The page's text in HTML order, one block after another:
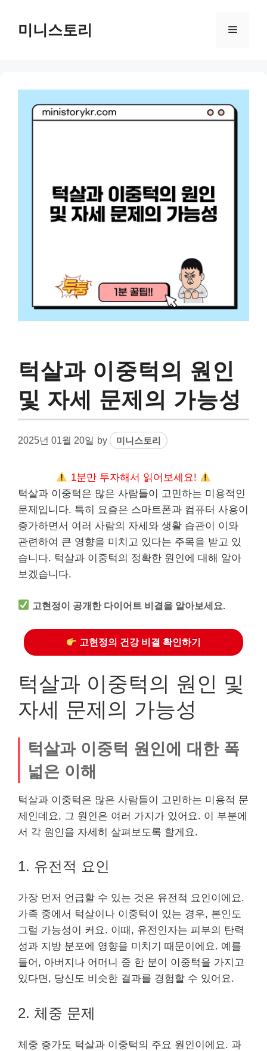
content미니스토리 Menu
턱살과 이중턱의 원인
및 자세 문제의 가능성
2025년 01월 20일 by 미니스토리
1분만 투자해서 읽어보세요!
턱살과 이중턱은 많은 사람들이 고민하는 미용적인
문제입니다. 특히 요즘은 스마트폰과 컴퓨터 사용이
증가하면서 여러 사람의 자세와 생활 습관이 이와
관련하여 큰 영향을 미치고 있다는 주목을 받고 있
습니다. 턱살과 이중턱의 정확한 원인에 대해 알아
보겠습니다.
고현정이 공개한 다이어트 비결을 알아보세요.
고현정의 건강 비결 확인하기
턱살과 이중턱의 원인 및
자세 문제의 가능성
턱살과 이중턱 원인에 대한 폭
넓은 이해
턱살과 이중턱은 많은 사람들이 고민하는 미용적 문
제인데요, 그 원인은 여러 가지가 있어요. 이 부분에
서 각 원인을 자세히 살펴보도록 할게요.
1. 유전적 요인
가장 먼저 언급할 수 있는 것은 유전적 요인이에요.
가족 중에서 턱살이나 이중턱이 있는 경우, 본인도
그럴 가능성이 커요. 이때, 유전인자는 피부의 탄력
성과 지방 분포에 영향을 미치기 때문이에요. 예를
들어, 아버지나 어머니 중 한 분이 이중턱을 가지고
있다면, 당신도 비슷한 결과를 경험할 수 있어요.
2. 체중 문제
체중 증가도 턱살과 이중턱의 주요 원인이에요. 과